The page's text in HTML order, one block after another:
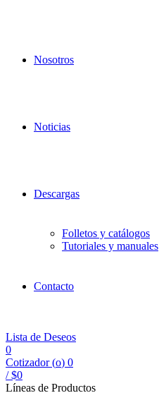
Nosotros
Noticias
Descargas
Folletos y catálogos
Tutoriales y manuales
Contacto
Lista de Deseos
0
Cotizador (o) 0
/ $0
Líneas de Productos